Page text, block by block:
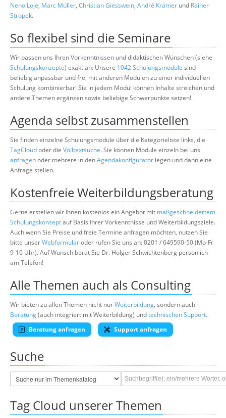
Neno Loje, Marc Müller, Christian Giesswein, André Krämer und Rainer
Stropek.
So flexibel sind die Seminare
Wir passen uns Ihren Vorkenntnissen und didaktischen Wünschen (siehe
Schulungskonzepte) exakt an: Unsere 1042 Schulungsmodule sind
beliebig anpassbar und frei mit anderen Modulen zu einer individuellen
Schulung kombinierbar! Sie in jedem Modul können Inhalte streichen und
andere Themen ergänzen sowie beliebige Schwerpunkte setzen!
Agenda selbst zusammenstellen
Sie finden einzelne Schulungsmodule über die Kategorieliste links, die
TagCloudoder die Volltextsuche. Sie können Module einzeln bei uns
anfragenoder mehrere in denAgendakonfigurator legen und dann eine
Anfrage stellen.
Kostenfreie Weiterbildungsberatung
Gerne erstellen wir Ihnen kostenlos ein Angebot mit maßgeschneidertem
Schulungskonzeptauf Basis Ihrer Vorkenntnisse und Weiterbildungsziele.
Auch wenn Sie Preise und freie Termine anfragen möchten, nutzen Sie
bitte unserWebformularoder rufen Sie uns an: 0201 / 649590-50 (Mo-Fr
9-16 Uhr). Auf Wunsch berät Sie Dr. Holger Schwichtenberg persönlich
am Telefon!
Alle Themen auch als Consulting
Wir bieten zu allen Themen nicht nurWeiterbildung, sondern auch
Beratung(auch integriert mit Weiterbildung) undtechnischen Support.
Beratung anfragen
Support anfragen
Suche
Tag Cloud unserer Themen